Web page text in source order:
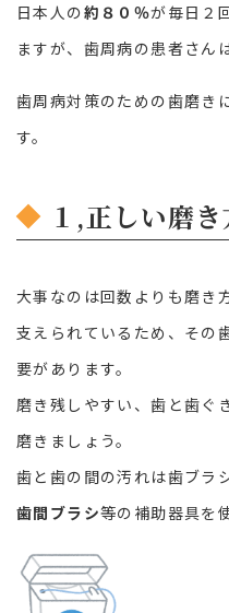
日本人の約８０％が毎日２
ますが、歯周病の患者さん
歯周病対策のための歯磨き
す。
１,正しい磨
大事なのは回数よりも磨き
支えられているため、その
要があります。
磨き残しやすい、歯と歯ぐ
磨きましょう。
歯と歯の間の汚れは歯ブラ
歯間ブラシ等の補助器具を